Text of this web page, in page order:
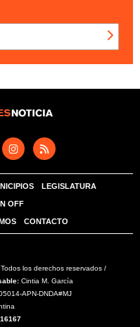
LEGISLATURA
OFF
CONTACTO
Todos los derechos reservados /
Cintia M. García
APN-DNDA#MJ